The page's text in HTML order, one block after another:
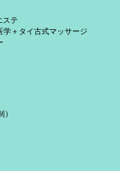
ステ
＋タイ古式マッサージ